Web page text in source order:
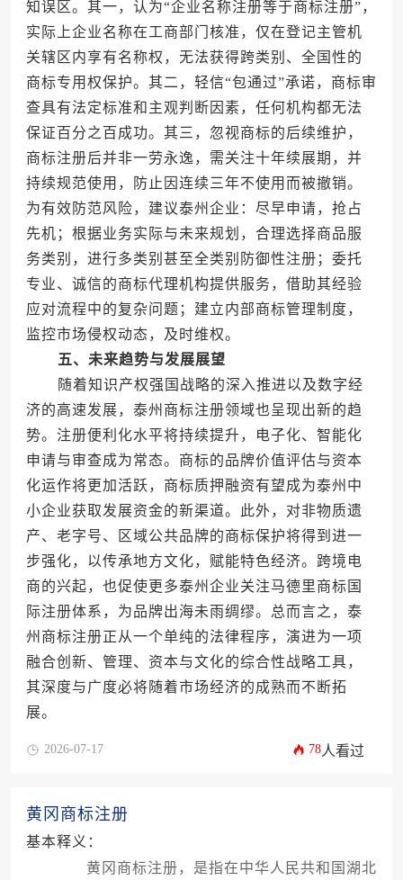
知误区。其一，认为“企业名称注册等于商标注册”，
实际上企业名称在工商部门核准，仅在登记主管机
关辖区内享有名称权，无法获得跨类别、全国性的
商标专用权保护。其二，轻信“包通过”承诺，商标审
查具有法定标准和主观判断因素，任何机构都无法
保证百分之百成功。其三，忽视商标的后续维护，
商标注册后并非一劳永逸，需关注十年续展期，并
持续规范使用，防止因连续三年不使用而被撤销。
为有效防范风险，建议泰州企业：尽早申请，抢占
先机；根据业务实际与未来规划，合理选择商品服
务类别，进行多类别甚至全类别防御性注册；委托
专业、诚信的商标代理机构提供服务，借助其经验
应对流程中的复杂问题；建立内部商标管理制度，
监控市场侵权动态，及时维权。
五、未来趋势与发展展望
随着知识产权强国战略的深入推进以及数字经
济的高速发展，泰州商标注册领域也呈现出新的趋
势。注册便利化水平将持续提升，电子化、智能化
申请与审查成为常态。商标的品牌价值评估与资本
化运作将更加活跃，商标质押融资有望成为泰州中
小企业获取发展资金的新渠道。此外，对非物质遗
产、老字号、区域公共品牌的商标保护将得到进一
步强化，以传承地方文化，赋能特色经济。跨境电
商的兴起，也促使更多泰州企业关注马德里商标国
际注册体系，为品牌出海未雨绸缪。总而言之，泰
州商标注册正从一个单纯的法律程序，演进为一项
融合创新、管理、资本与文化的综合性战略工具，
其深度与广度必将随着市场经济的成熟而不断拓
展。
2026-07-17 78人看过
黄冈商标注册
基本释义：
黄冈商标注册，是指在中华人民共和国湖北